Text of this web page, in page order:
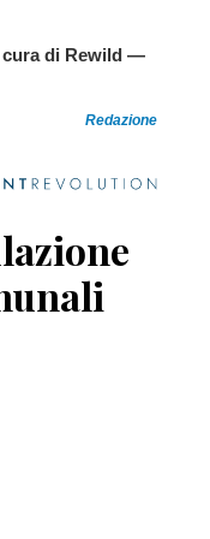
cura di Rewild —
Redazione